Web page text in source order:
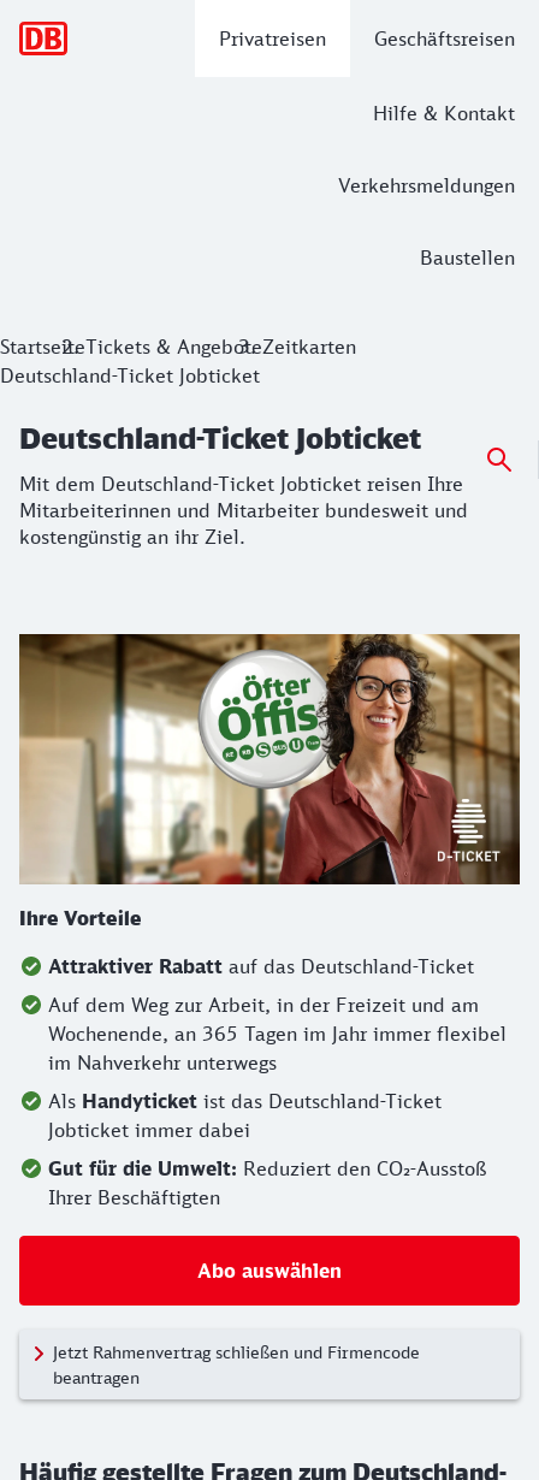
Privatreisen Geschäftsreisen
Hilfe & Kontakt
Verkehrsmeldungen
Baustellen
Deutschland-Ticket Jobticket
Mit dem Deutschland-Ticket Jobticket reisen Ihre
StartseiteTickets & AngeboteZeitkarten
Deutschland-Ticket Jobticket
Deutschland-Ticket Jobticket
Mit dem Deutschland-Ticket Jobticket reisen Ihre
Mitarbeiterinnen und Mitarbeiter bundesweit und
kostengünstig an ihr Ziel.
Ihre Vorteile
Attraktiver Rabatt auf das Deutschland-Ticket
Auf dem Weg zur Arbeit, in der Freizeit und am
Wochenende, an 365 Tagen im Jahr immer flexibel
im Nahverkehr unterwegs
Als Handyticket ist das Deutschland-Ticket
Jobticket immer dabei
Gut für die Umwelt: Reduziert den CO₂-Ausstoß
Ihrer Beschäftigten
Abo auswählen
Jetzt Rahmenvertrag schließen und Firmencode
beantragen
Häufig gestellte Fragen zum Deutschland-